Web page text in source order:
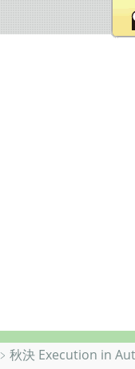
﹥秋決 Execution in